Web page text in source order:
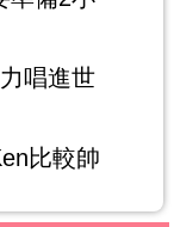
唱進世
比較帥